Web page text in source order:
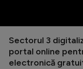
Sectorul 3
portal online
electronică